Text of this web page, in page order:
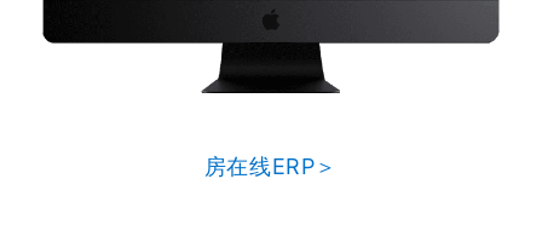
房在线ERP＞